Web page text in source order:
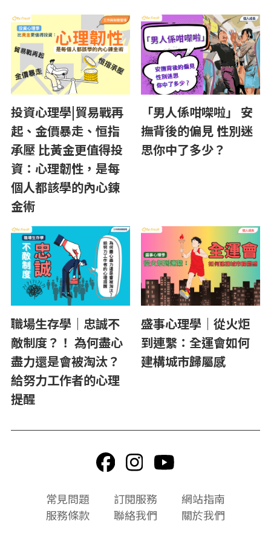
投資心理學|貿易戰再
起、金價暴走、恒指
承壓 比黃金更值得投
資：心理韌性，是每
個人都該學的內心鍊
金術
「男人係咁㗎啦」 安
撫背後的偏見 性別迷
思你中了多少？
職場生存學｜忠誠不
敵制度？！ 為何盡心
盡力還是會被淘汰？
給努力工作者的心理
提醒
盛事心理學｜從火炬
到連繫：全運會如何
建構城市歸屬感
常見問題 訂閱服務
網站指南
服務條款
聯絡我們 關於我們